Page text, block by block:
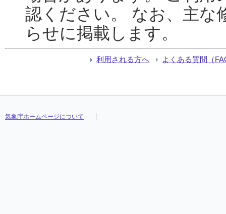
認ください。 なお、主な
らせに掲載します。
利用される方へ よくある質問（
気象庁ホームページについて